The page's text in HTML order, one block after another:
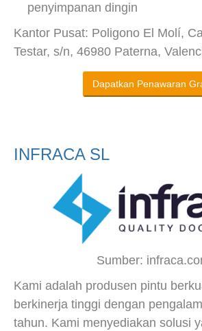
penyimpanan dingin
Kantor Pusat: Poligono El Molí,
Testar, s/n, 46980 Paterna,
Dapatkan Penawaran
INFRACA SL
Sumber:
Kami adalah produsen pintu
berkinerja tinggi dengan
tahun. Kami menyediakan solusi